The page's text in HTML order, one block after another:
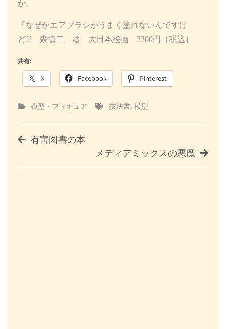
か。
「なぜかエアブラシがうまく塗れないんですけ
ど!?」森慎二 著 大日本絵画 3300円（税込）
共有:
X Facebook Pinterest
模型・フィギュア 技法書, 模型
投有害図書の本
メディアミックスの悪魔